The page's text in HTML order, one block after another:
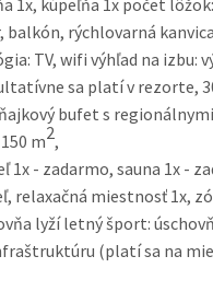
1x, kúpeľňa 1x počet
rýchlovarná
TV, wifi výhľad na izbu:
sa platí v rezorte,
bufet s
m2,
1x - zadarmo, sauna 1x -
relaxačná miestnosť 1x,
lyží letný šport:
(platí sa na